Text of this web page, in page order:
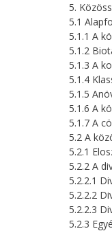
5.
5.1
5.1.1 A
5.1.2
5.1.3 A
5.1.4
5.1.5
5.1.6 A
5.1.7 A
5.2 A
5.2.1
5.2.2 A
5.2.2.1
5.2.2.2
5.2.2.3
5.2.3